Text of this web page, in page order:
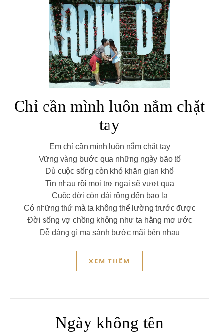
Chỉ cần mình luôn nắm chặt
tay
Em chỉ cần mình luôn nắm chặt tay
Vững vàng bước qua những ngày bão tố
Dù cuộc sống còn khó khăn gian khổ
Tin nhau rồi mọi trợ ngại sẽ vượt qua
Cuộc đời còn dài rộng đến bao la
Có những thứ mà ta không thể lường trước được
Đời sống vợ chồng không như ta hằng mơ ước
Dễ dàng gì mà sánh bước mãi bên nhau
XEM THÊM
Ngày không tên